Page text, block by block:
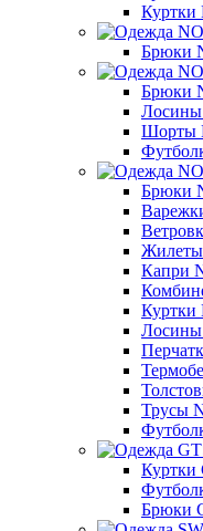
Куртки
Брюки
Брюки
Шорты
Брюки
Капри
Куртки
Трусы
Куртки
Брюки